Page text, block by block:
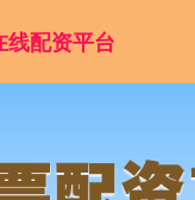
线配资平台